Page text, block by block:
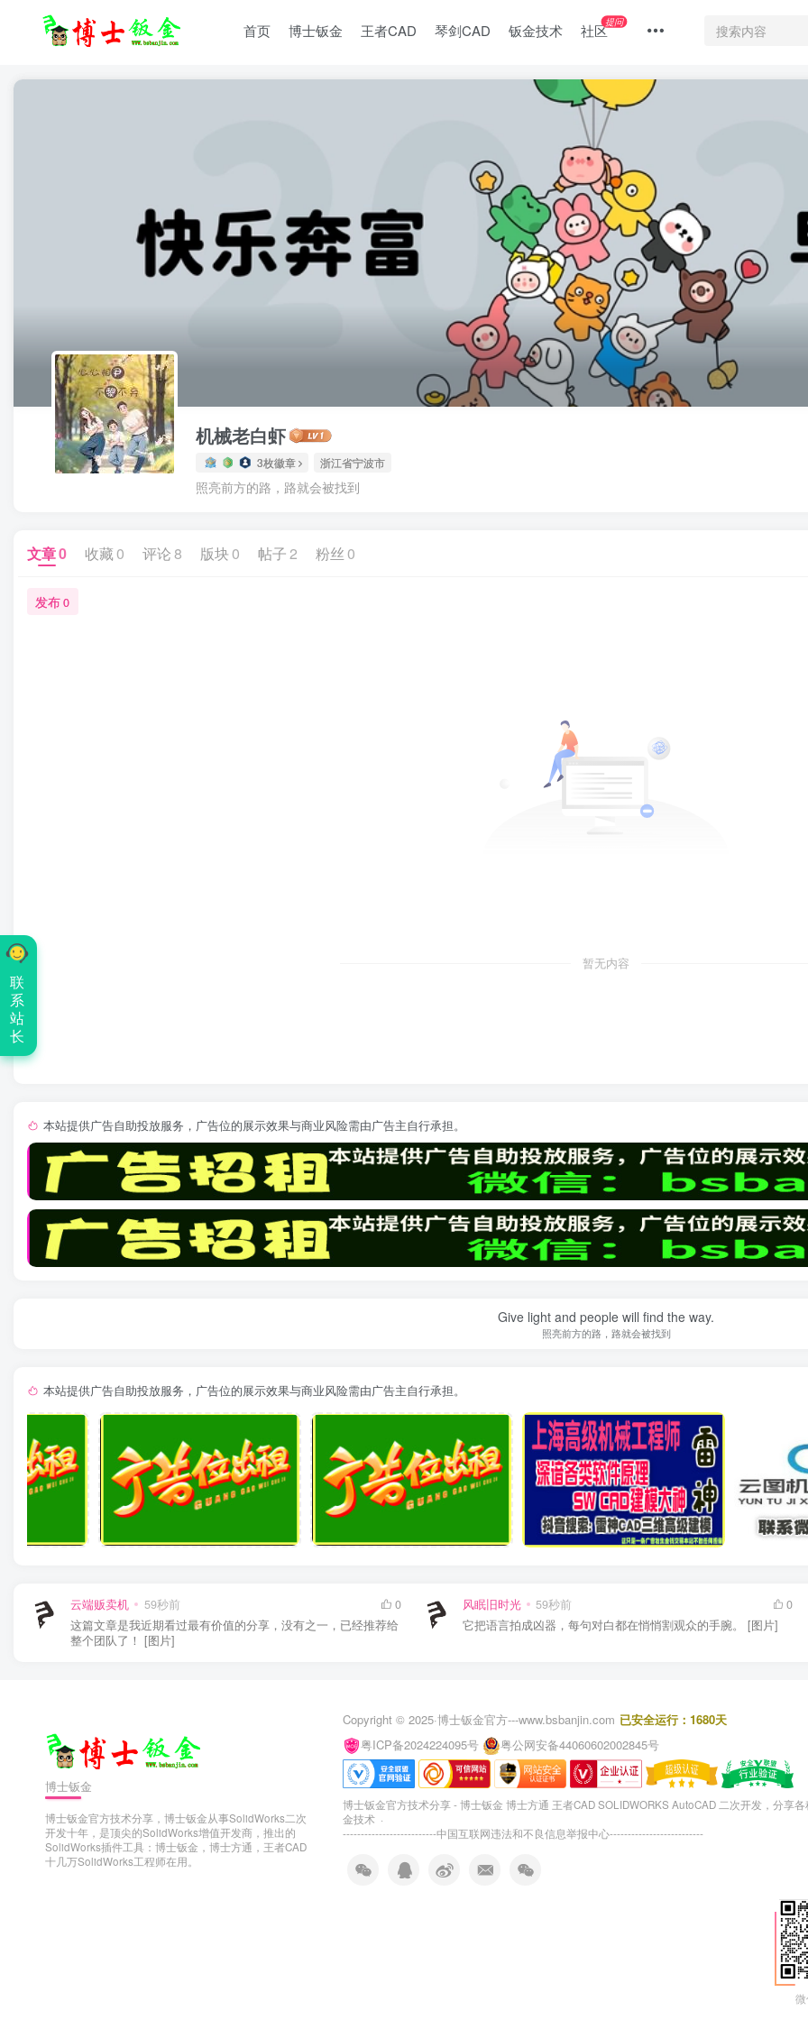
首页 博士钣金 王者CAD 琴剑CAD 钣金技术 社区提问
机械老白虾
3枚徽章 浙江省宁波市
照亮前方的路，路就会被找到
文章0 收藏 0 评论8 版块 0 帖子2 粉丝 0
发布0
暂无内容
本站提供广告自助投放服务，广告位的展示效果与商业风险需由广告主自行承担。
Give light and people will find the way.
照亮前方的路，路就会被找到
本站提供广告自助投放服务，广告位的展示效果与商业风险需由广告主自行承担。
云端贩卖机 59秒前
0
这篇文章是我近期看过最有价值的分享，没有之一，已经推荐给
整个团队了！ [图片]
风眠旧时光 59秒前
0
它把语言拍成凶器，每句对白都在悄悄割观众的手腕。 [图片]
博士钣金
博士钣金官方技术分享，博士钣金从事SolidWorks二次
开发十年，是顶尖的SolidWorks增值开发商，推出的
SolidWorks插件工具：博士钣金，博士方通，王者CAD
十几万SolidWorks工程师在用。
Copyright © 2025·博士钣金官方---www.bsbanjin.com 已安全运行：1680天
粤ICP备2024224095号
粤公网安备44060602002845号
博士钣金官方技术分享 - 博士钣金 博士方通 王者CAD SOLIDWORKS AutoCAD 二次开发，分享
金技术 ·
--------------------------中国互联网违法和不良信息举报中心--------------------------
联
系
站
长